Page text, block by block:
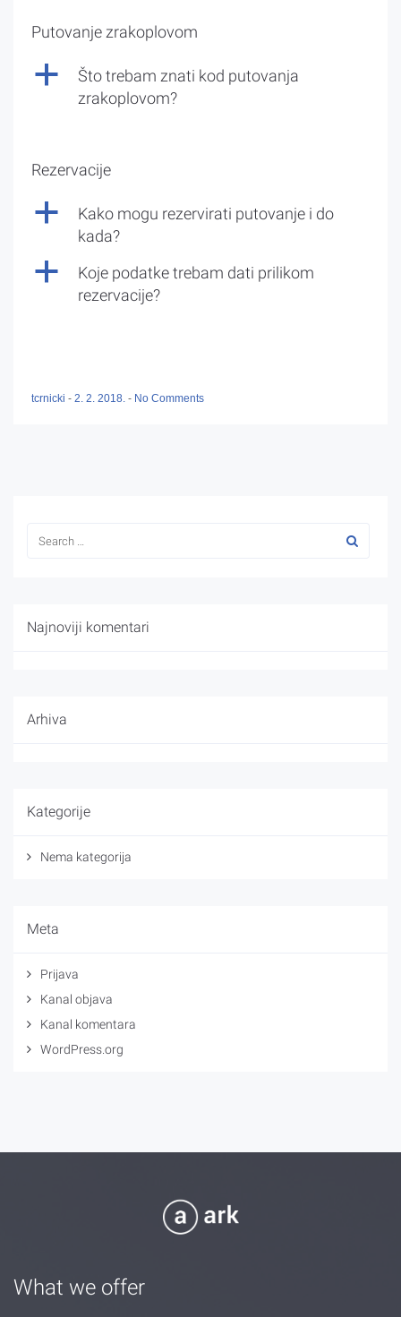
Putovanje zrakoplovom
a
Što trebam znati kod putovanja
zrakoplovom?
Rezervacije
a
Kako mogu rezervirati putovanje i do
kada?
a
Koje podatke trebam dati prilikom
rezervacije?
tcrnicki - 2. 2. 2018. - No Comments
Najnoviji komentari
Arhiva
Kategorije
Nema kategorija
Meta
Prijava
Kanal objava
Kanal komentara
WordPress.org
What we offer